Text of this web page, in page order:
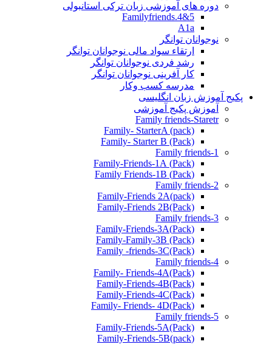
دوره های آموزشی زبان ترکی استانبولی
Familyfriends.4&5
A1a
نوجوانان توانگر
ارتقاء سواد مالی نوجوانان توانگر
رشد فردی نوجوانان توانگر
کار آفرینی نوجوانان توانگر
مدرسه کسب وکار
پکیج آموزش زبان انگلیسی
آموزش پکیج آموزشی
Family friends-Staretr
Family- StarterA (pack)
Family- Starter B (Pack)
Family friends-1
(Pack) Family-Friends-1A
(Pack) Family Friends-1B
Family friends-2
Family-Friends 2A(pack)
Family-Friends 2B(Pack)
Family friends-3
(Pack)Family-Friends-3A
Family-Family-3B (Pack)
Family -friends-3C(Pack)
Family friends-4
Family- Friends-4A(Pack)
Family-Friends-4B(Pack)
Family-Friends-4C(Pack)
(Pack)Family- Friends- 4D
Family friends-5
Family-Friends-5A(Pack)
(pack)Family-Friends-5B